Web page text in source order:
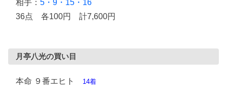
相手：5・9・15・16
36点 各100円 計7,600円
月亭八光の買い目
本命 ９番エヒト 14着